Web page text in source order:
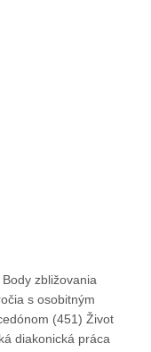
(451) Život